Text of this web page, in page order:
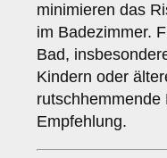
minimieren das
im Badezimmer.
Bad,
Kindern oder
rutschhemmende
Empfehlung.